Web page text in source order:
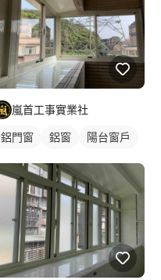
嵐首工事實業社
鋁門窗 鋁窗 陽台窗戶